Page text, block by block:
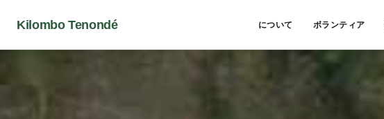
Kilombo Tenondé について ボランティア